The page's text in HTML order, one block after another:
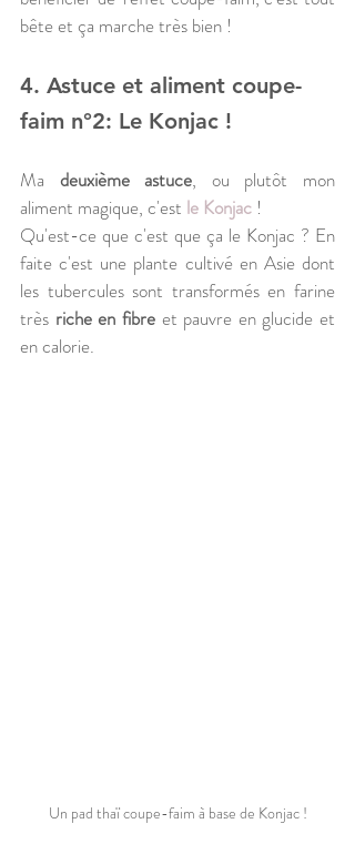
bête et ça marche très bien !
4. Astuce et aliment coupe-
faim n°2: Le Konjac !
Ma deuxième astuce, ou plutôt mon
aliment magique, c'est le Konjac !
Qu'est-ce que c'est que ça le Konjac ? En
faite c'est une plante cultivé en Asie dont
les tubercules sont transformés en farine
très riche en fibre et pauvre en glucide et
en calorie.
Un pad thaï coupe-faim à base de Konjac !